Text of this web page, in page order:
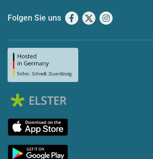
Folgen Sie uns Facebook
X Instagram